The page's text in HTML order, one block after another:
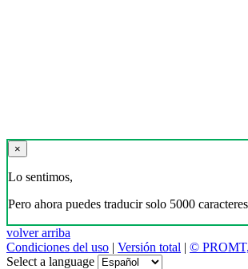
×
Lo sentimos,
Pero ahora puedes traducir solo 5000
volver arriba
Condiciones del uso | Versión total | ©
Select a language